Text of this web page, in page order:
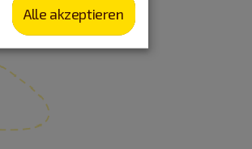
Alle akzeptieren